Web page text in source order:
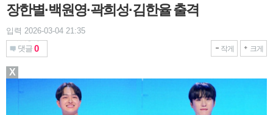
장한별·백원영·곽희성·김한율 출격
입력 2026-03-04 21:35
댓글 0 작게 크게
X